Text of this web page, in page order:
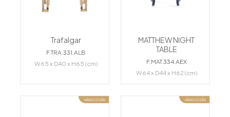
Trafalgar
F.TRA.331.ALB
W65 x D40 x H65 (cm)
MATTHEW NIGHT
TABLE
F.MAT.334.AEX
W64 x D44 x H62 (cm)
HÀNG CÓ SẴN HÀNG CÓ SẴN